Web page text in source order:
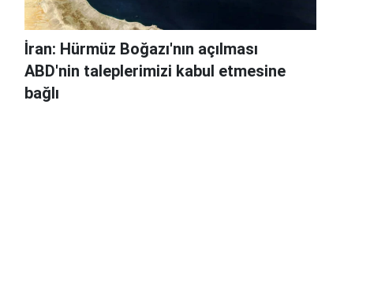
İran: Hürmüz Boğazı'nın açılması
ABD'nin taleplerimizi kabul etmesine
bağlı